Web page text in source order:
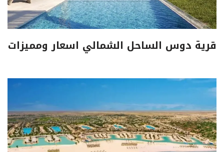
قرية دوس الساحل الشمالي اسعار ومميزات